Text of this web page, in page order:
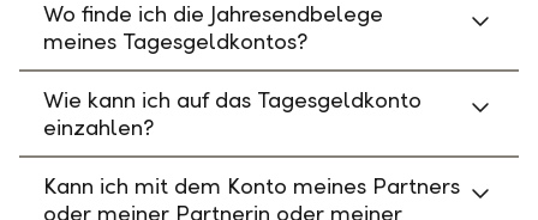
Wo finde ich die Jahresendbelege
meines Tagesgeldkontos?
Wie kann ich auf das Tagesgeldkonto
einzahlen?
Kann ich mit dem Konto meines Partners
oder meiner Partnerin oder meiner